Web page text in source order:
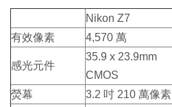
Nikon Z7
有效像素
4,570 萬
感光元件
35.9 x 23.9mm
CMOS
熒幕
3.2 吋 210 萬像素